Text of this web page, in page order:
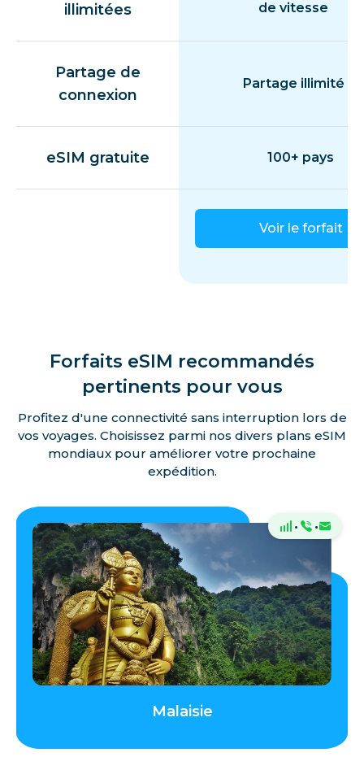
illimitées de vitesse
Partage de
connexion
Partage illimité
eSIM gratuite 100+ pays
Voir le forfait
Forfaits eSIM recommandés
pertinents pour vous
Profitez d'une connectivité sans interruption lors de
vos voyages. Choisissez parmi nos divers plans eSIM
mondiaux pour améliorer votre prochaine
expédition.
· ·
Malaisie